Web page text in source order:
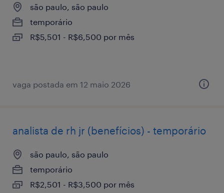
são paulo, são paulo
temporário
R$5,501 - R$6,500 por mês
vaga postada em 12 maio 2026
analista de rh jr (benefícios) - temporário
são paulo, são paulo
temporário
R$2,501 - R$3,500 por mês